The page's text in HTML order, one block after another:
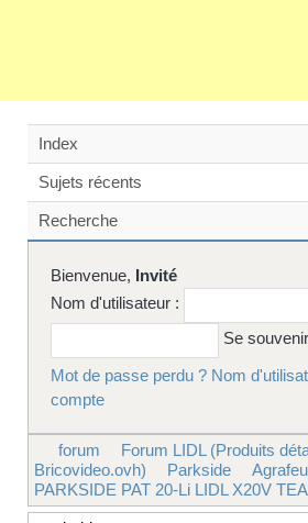
Index
Sujets récents
Recherche
Bienvenue, Invité
Nom d'utilisateur :
Se
Mot de passe perdu ? Nom
compte
forum
Forum LIDL (Produits
Bricovideo.ovh)
Parkside
PARKSIDE PAT 20-Li LIDL X20V